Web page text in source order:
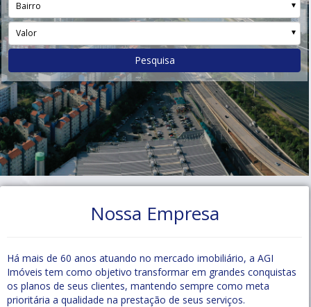
Bairro
Valor
Pesquisa
Nossa Empresa
Há mais de 60 anos atuando no mercado imobiliário, a AGI
Imóveis tem como objetivo transformar em grandes conquistas
os planos de seus clientes, mantendo sempre como meta
prioritária a qualidade na prestação de seus serviços.